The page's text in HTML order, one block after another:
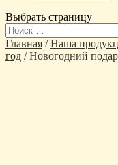
Выбрать страницу
Главная /Наша
год / Новогодний